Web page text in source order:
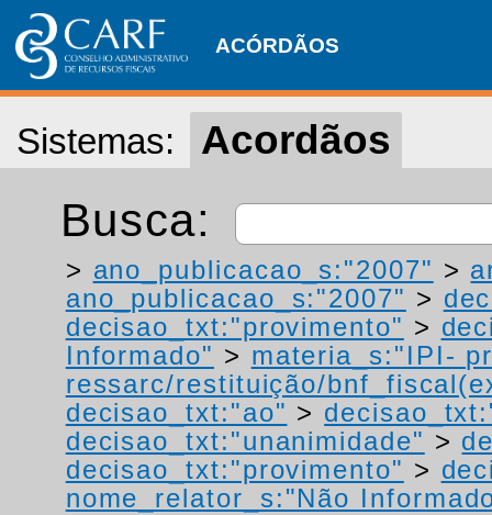
ACÓRDÃOS
Sistemas: Acordãos
Busca:
> ano_publicacao_s:"2007" >
ano_publicacao_s:"2007" >
decisao_txt:"provimento" >
Informado" > materia_s:"IPI-
ressarc/restituição/
decisao_txt:"ao" >
decisao_txt:"unanimidade" >
decisao_txt:"provimento" >
nome_relator_s:"Não